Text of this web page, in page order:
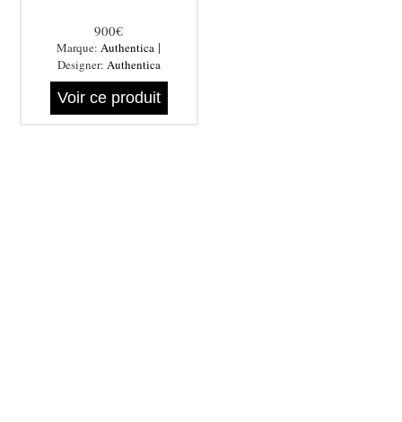
900€
Marque:Authentica |
Designer: Authentica
Voir ce produit